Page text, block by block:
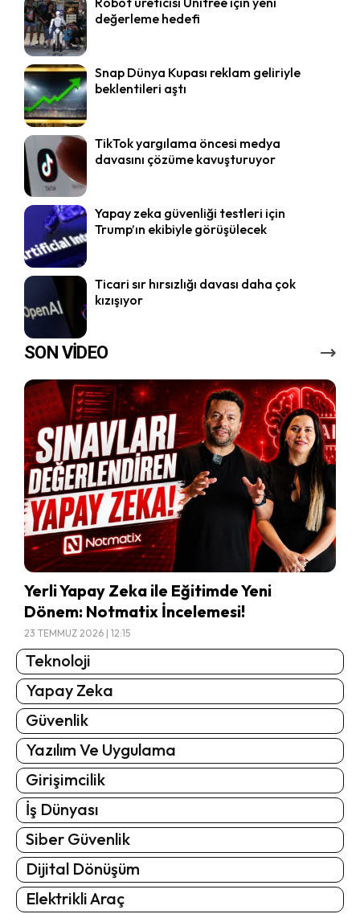
değerleme hedefi
Snap Dünya Kupası reklam geliriyle
beklentileri aştı
TikTok yargılama öncesi medya
davasını çözüme kavuşturuyor
Yapay zeka güvenliği testleri için
Trump’ın ekibiyle görüşülecek
Ticari sır hırsızlığı davası daha çok
kızışıyor
SON VİDEO
Yerli Yapay Zeka ile Eğitimde Yeni
Dönem: Notmatix İncelemesi!
23 TEMMUZ 2026 | 12:15
Teknoloji
Yapay Zeka
Güvenlik
Yazılım Ve Uygulama
Girişimcilik
İş Dünyası
Siber Güvenlik
Dijital Dönüşüm
Elektrikli Araç